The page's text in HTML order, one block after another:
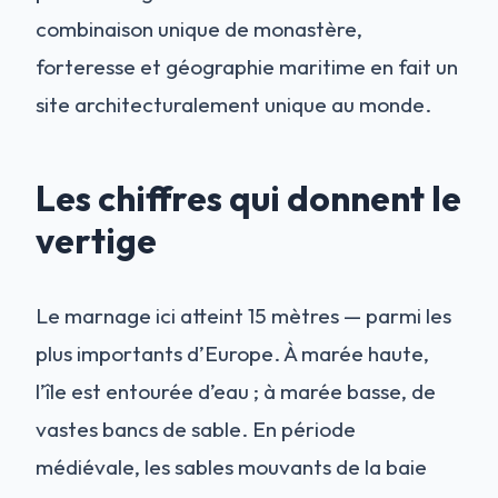
combinaison unique de monastère,
forteresse et géographie maritime en fait un
site architecturalement unique au monde.
Les chiffres qui donnent le
vertige
Le marnage ici atteint 15 mètres — parmi les
plus importants d’Europe. À marée haute,
l’île est entourée d’eau ; à marée basse, de
vastes bancs de sable. En période
médiévale, les sables mouvants de la baie